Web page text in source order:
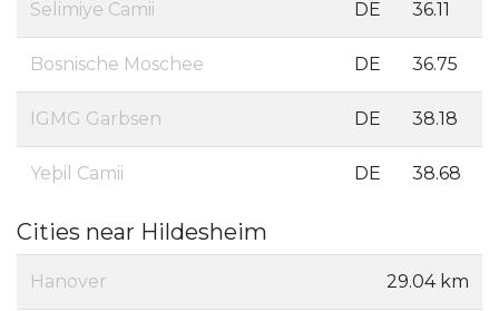
Selimiye Camii DE 36.11
Bosnische Moschee DE 36.75
IGMG Garbsen DE 38.18
Yeþil Camii DE 38.68
Cities near Hildesheim
Hanover 29.04 km